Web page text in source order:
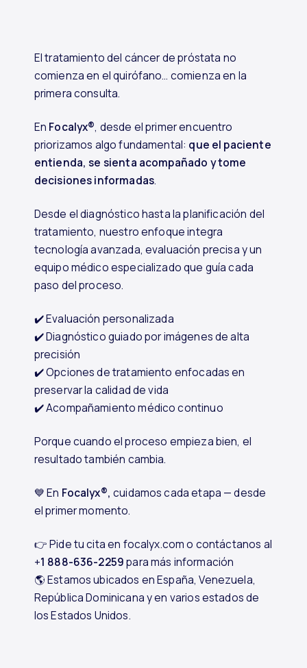
El tratamiento del cáncer de próstata no
comienza en el quirófano… comienza en la
primera consulta.
En Focalyx®, desde el primer encuentro
priorizamos algo fundamental: que el paciente
entienda, se sienta acompañado y tome
decisiones informadas.
Desde el diagnóstico hasta la planificación del
tratamiento, nuestro enfoque integra
tecnología avanzada, evaluación precisa y un
equipo médico especializado que guía cada
paso del proceso.
✔️ Evaluación personalizada
✔️ Diagnóstico guiado por imágenes de alta
precisión
✔️ Opciones de tratamiento enfocadas en
preservar la calidad de vida
✔️ Acompañamiento médico continuo
Porque cuando el proceso empieza bien, el
resultado también cambia.
💙 En Focalyx®, cuidamos cada etapa — desde
el primer momento.
👉 Pide tu cita en focalyx.com o contáctanos al
+1 888-636-2259para más información
🌎 Estamos ubicados en España, Venezuela,
República Dominicana y en varios estados de
los Estados Unidos.